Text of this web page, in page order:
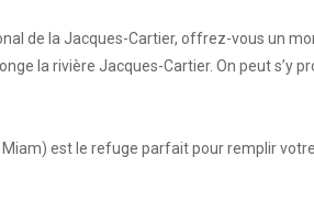
de la Jacques-Cartier, offrez-vous un
la rivière Jacques-Cartier. On peut s’y
est le refuge parfait pour remplir